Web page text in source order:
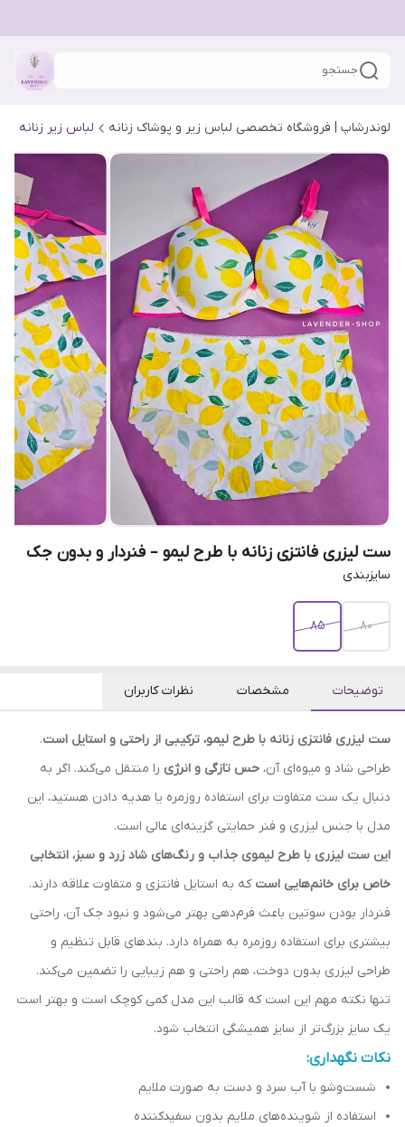
جستجو
لوندرشاپ | فروشگاه تخصصی لباس زیر و پوشاک زنانه لباس زیر زنانه
ست لیزری فانتزی زنانه با طرح لیمو – فنردار و بدون جک
سایزبندی
80
85
توضیحات مشخصات نظرات کاربران
ست لیزری فانتزی زنانه با طرح لیمو، ترکیبی از راحتی و استایل است.
طراحی شاد و میوه‌ای آن، حس تازگی و انرژی را منتقل می‌کند. اگر به
دنبال یک ست متفاوت برای استفاده روزمره یا هدیه دادن هستید، این
مدل با جنس لیزری و فنر حمایتی گزینه‌ای عالی است.
این ست لیزری با طرح لیموی جذاب و رنگ‌های شاد زرد و سبز، انتخابی
خاص برای خانم‌هایی است که به استایل فانتزی و متفاوت علاقه دارند.
فنردار بودن سوتین باعث فرم‌دهی بهتر می‌شود و نبود جک آن، راحتی
بیشتری برای استفاده روزمره به همراه دارد. بندهای قابل تنظیم و
طراحی لیزری بدون دوخت، هم راحتی و هم زیبایی را تضمین می‌کند.
تنها نکته مهم این است که قالب این مدل کمی کوچک است و بهتر است
یک سایز بزرگ‌تر از سایز همیشگی انتخاب شود.
نکات نگهداری:
شست‌وشو با آب سرد و دست به صورت ملایم
استفاده از شوینده‌های ملایم بدون سفیدکننده